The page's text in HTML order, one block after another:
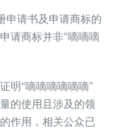
申请书及申请商标的
请商标并非“嘀嘀嘀
明“嘀嘀嘀嘀嘀嘀”
的使用且涉及的领
作用，相关公众已